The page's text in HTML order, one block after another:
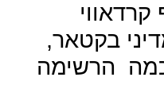
בקטאר,
הרשימה